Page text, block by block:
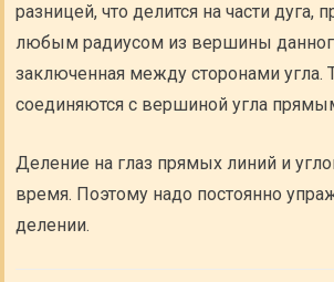
разницей, что делится на части дуга,
любым радиусом из вершины
заключенная между сторонами угла.
соединяются с вершиной угла
Деление на глаз прямых линий и
время. Поэтому надо постоянно
делении.